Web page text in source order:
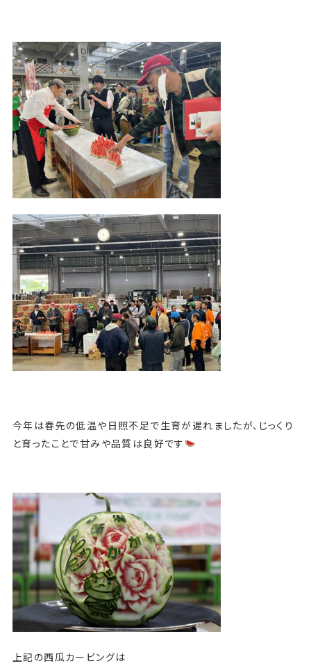
今年は春先の低温や日照不足で生育が遅れましたが、じっくり
と育ったことで甘みや品質は良好です
上記の西瓜カービングは